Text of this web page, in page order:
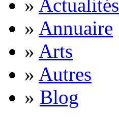
» Actualités
» Annuaire
» Arts
» Autres
» Blog